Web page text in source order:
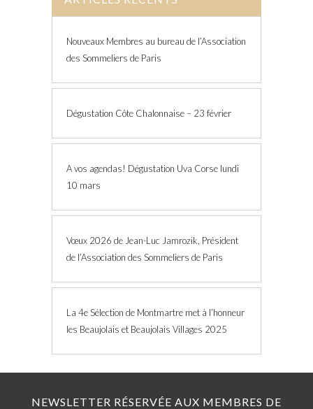
Nouveaux Membres au bureau de l’Association
des Sommeliers de Paris
Dégustation Côte Chalonnaise – 23 février
A vos agendas! Dégustation Uva Corse lundi
10 mars
Vœux 2026 de Jean-Luc Jamrozik, Président
de l’Association des Sommeliers de Paris
La 4e Sélection de Montmartre met à l’honneur
les Beaujolais et Beaujolais Villages 2025
NEWSLETTER RÉSERVÉE AUX MEMBRES DE